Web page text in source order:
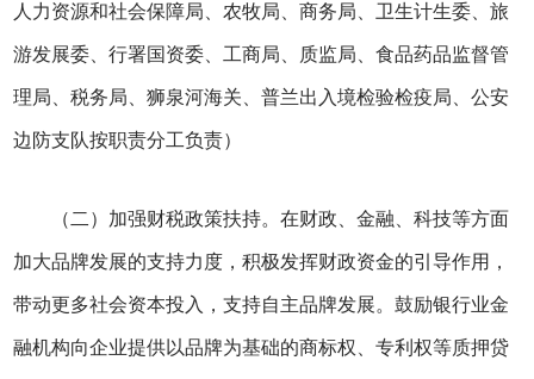
人力资源和社会保障局、农牧局、商务局、卫生计生委、旅
游发展委、行署国资委、工商局、质监局、食品药品监督管
理局、税务局、狮泉河海关、普兰出入境检验检疫局、公安
边防支队按职责分工负责）
（二）加强财税政策扶持。在财政、金融、科技等方面
加大品牌发展的支持力度，积极发挥财政资金的引导作用，
带动更多社会资本投入，支持自主品牌发展。鼓励银行业金
融机构向企业提供以品牌为基础的商标权、专利权等质押贷